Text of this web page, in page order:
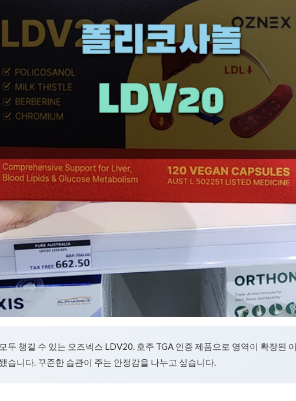
두 챙길 수 있는 오즈넥스 LDV20. 호주 TGA 인증 제품으로 영역이 확장된
습니다. 꾸준한 습관이 주는 안정감을 나누고 싶습니다.